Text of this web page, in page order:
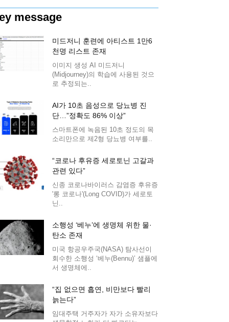
message
미드저니 훈련에 아티스트 1만6
천명 리스트 존재
이미지 생성 AI 미드저니
(Midjourney)의 학습에 사용된 것으
로 추정되는..
AI가 10초 음성으로 당뇨병 진
단…”정확도 86% 이상”
스마트폰에 녹음된 10초 정도의 목
소리만으로 제2형 당뇨병 여부를..
“코로나 후유증 세로토닌 고갈과
관련 있다”
신종 코로나바이러스 감염증 후유증
'롱 코로나'(Long COVID)가 세로토
닌..
소행성 ‘베누’에 생명체 위한 물·
탄소 존재
미국 항공우주국(NASA) 탐사선이
회수한 소행성 ‘베누(Bennu)’ 샘플에
서 생명체에..
“집 없으면 흡연, 비만보다 빨리
늙는다”
임대주택 거주자가 자가 소유자보다